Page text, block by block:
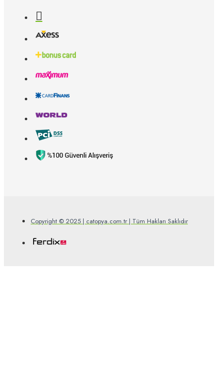
Copyright © 2025 | catopya.com.tr | Tüm Hakları Saklıdır